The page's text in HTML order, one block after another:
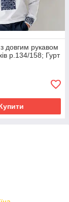
довгим рукавом
р.134/158; Гурт